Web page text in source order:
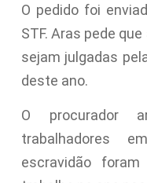
O pedido foi
STF. Aras pede
sejam julgadas
deste ano.
O procurador
trabalhadores
escravidão